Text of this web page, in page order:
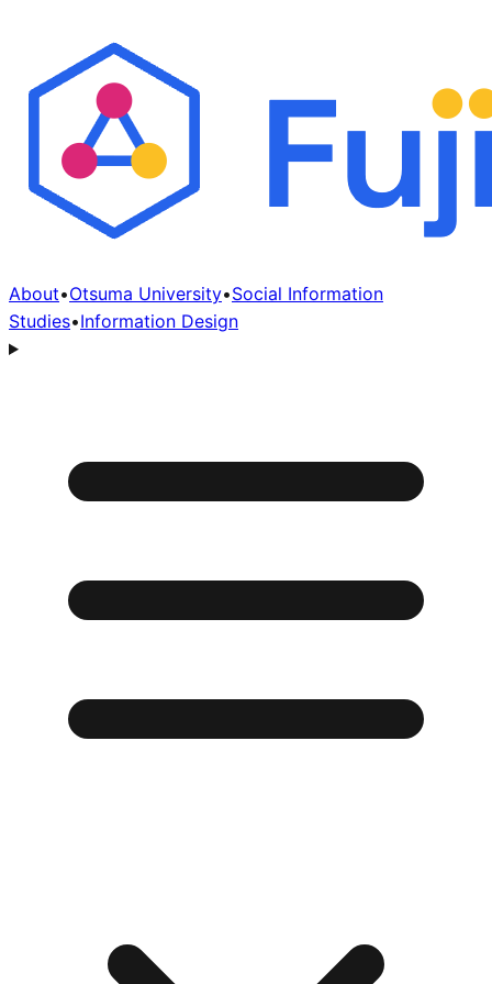
About•Otsuma University•Social Information
Studies•Information Design